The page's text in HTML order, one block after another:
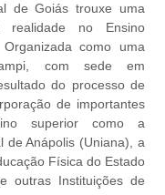
de Goiás trouxe uma
realidade no Ensino
como uma
com sede em
do processo de
de importantes
superior como a
de Anápolis (Uniana), a
Física do Estado
outras Instituições de